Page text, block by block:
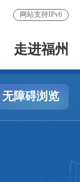
网站支持IPv6
走进福州
无障碍浏览